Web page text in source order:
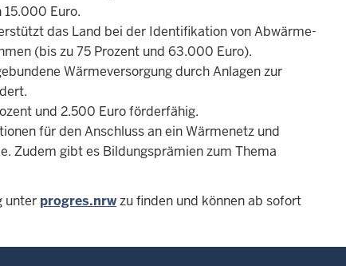
Euro.
das Land bei der Identifikation von Abwärme-
(bis zu 75 Prozent und 63.000 Euro).
Wärmeversorgung durch Anlagen zur
und 2.500 Euro förderfähig.
für den Anschluss an ein Wärmenetz und
Zudem gibt es Bildungsprämien zum Thema
unter progres.nrwzu finden und können ab sofort